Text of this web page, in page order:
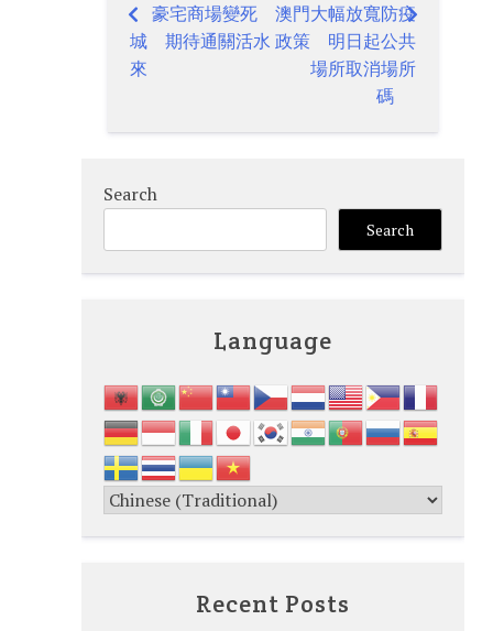
Post
navigation
豪宅商場變死
城 期待通關活水
來
澳門大幅放寬防疫
政策 明日起公共
場所取消場所
碼
Search
Search
Language
Recent Posts